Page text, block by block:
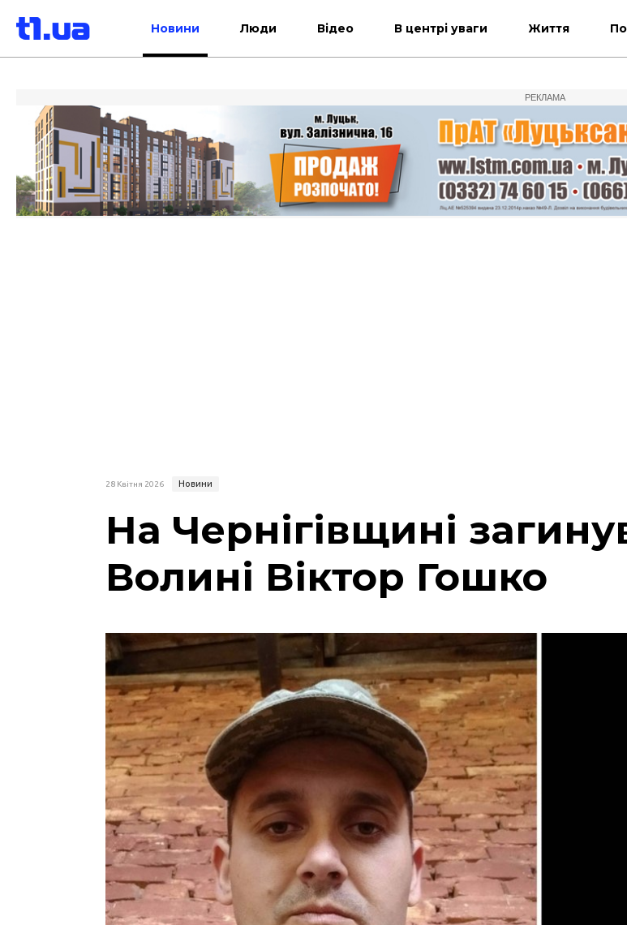
Новини Люди Відео В центрі уваги Життя
РЕКЛАМА
28 Квітня 2026 Новини
На Чернігівщині
Волині Віктор Гошко